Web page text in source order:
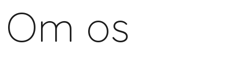
Om os